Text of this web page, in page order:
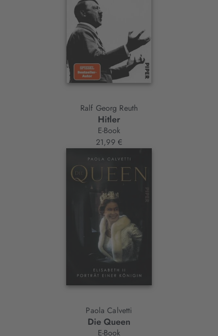
Ralf Georg Reuth
Hitler
E-Book
21,99 €
Paola Calvetti
Die Queen
E-Book